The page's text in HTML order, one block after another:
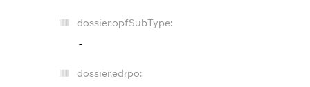
dossier.opfSubType:
-
dossier.edrpo: